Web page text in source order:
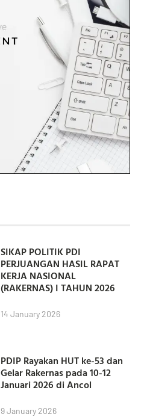
SIKAP POLITIK PDI
PERJUANGAN HASIL RAPAT
KERJA NASIONAL
(RAKERNAS) I TAHUN 2026
14 January 2026
PDIP Rayakan HUT ke-53 dan
Gelar Rakernas pada 10-12
Januari 2026 di Ancol
9 January 2026